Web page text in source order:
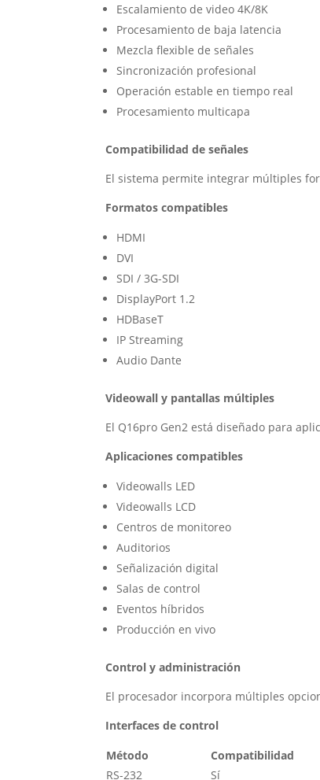
Escalamiento de video 4K/8K
Procesamiento de baja latencia
Mezcla flexible de señales
Sincronización profesional
Operación estable en tiempo real
Procesamiento multicapa
Compatibilidad de señales
El sistema permite integrar múltiples
Formatos compatibles
HDMI
DVI
SDI / 3G-SDI
DisplayPort 1.2
HDBaseT
IP Streaming
Audio Dante
Videowall y pantallas múltiples
El Q16pro Gen2 está diseñado para
Aplicaciones compatibles
Videowalls LED
Videowalls LCD
Centros de monitoreo
Auditorios
Señalización digital
Salas de control
Eventos híbridos
Producción en vivo
Control y administración
El procesador incorpora múltiples
Interfaces de control
Método
Compatibilidad
RS-232
Sí